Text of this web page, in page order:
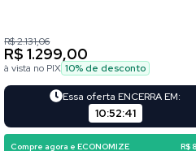
R$ 2.131,06
R$ 1.299,00
à vista no PIX 10% de desconto
Essa oferta ENCERRA EM:
10:52:40
Compre agora e ECONOMIZE R$